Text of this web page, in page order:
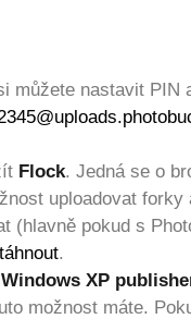
můžete nastavit PIN
Flock. Jedná se o
uploadovat forky
(hlavně pokud s
.
Windows XP
možnost máte.